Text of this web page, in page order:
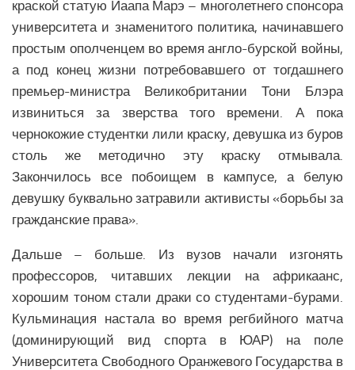
Общество Африки
Вооружение в Арктике
Климатические изменения в Арктике
краской статую Йаапа Марэ – многолетнего спонсора
университета и знаменитого политика, начинавшего
простым ополченцем во время англо-бурской войны,
а под конец жизни потребовавшего от тогдашнего
премьер-министра Великобритании Тони Блэра
извиниться за зверства того времени. А пока
чернокожие студентки лили краску, девушка из буров
столь же методично эту краску отмывала.
Закончилось все побоищем в кампусе, а белую
девушку буквально затравили активисты «борьбы за
гражданские права».
Дальше – больше. Из вузов начали изгонять
профессоров, читавших лекции на африкаанс,
хорошим тоном стали драки со студентами-бурами.
Кульминация настала во время регбийного матча
(доминирующий вид спорта в ЮАР) на поле
Университета Свободного Оранжевого Государства в